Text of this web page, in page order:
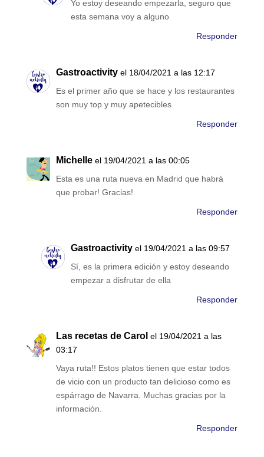
Yo estoy deseando empezarla, seguro que
esta semana voy a alguno
Responder
Gastroactivity el 18/04/2021 a las 12:17
Es el primer año que se hace y los restaurantes
son muy top y muy apetecibles
Responder
Michelle el 19/04/2021 a las 00:05
Esta es una ruta nueva en Madrid que habrá
que probar! Gracias!
Responder
Gastroactivity el 19/04/2021 a las 09:57
Sí, es la primera edición y estoy deseando
empezar a disfrutar de ella
Responder
Las recetas de Carol el 19/04/2021 a las
03:17
Vaya ruta!! Estos platos tienen que estar todos
de vicio con un producto tan delicioso como es
espárrago de Navarra. Muchas gracias por la
información.
Responder